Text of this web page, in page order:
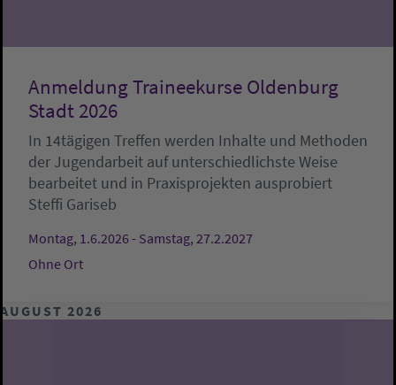
Anmeldung Traineekurse Oldenburg
Stadt 2026
In 14tägigen Treffen werden Inhalte und Methoden
der Jugendarbeit auf unterschiedlichste Weise
bearbeitet und in Praxisprojekten ausprobiert
Steffi Gariseb
Montag, 1.6.2026 - Samstag, 27.2.2027
Ohne Ort
AUGUST 2026